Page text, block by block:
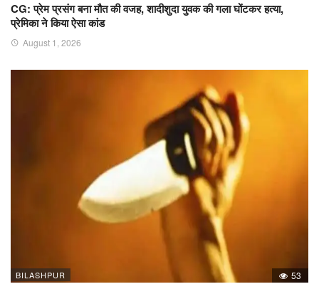
CG: प्रेम प्रसंग बना मौत की वजह, शादीशुदा युवक की गला घोंटकर हत्या,
प्रेमिका ने किया ऐसा कांड
August 1, 2026
BILASHPUR 53